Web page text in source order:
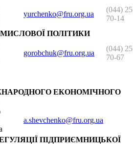
yurchenko@fru.org.ua
(044)
70-14
ПОЛІТИКИ
gorobchuk@fru.org.ua
(044)
70-67
ЕКОНОМІЧНОГО
a.shevchenko@fru.org.ua
ПІДПРИЄМНИЦЬКОЇ